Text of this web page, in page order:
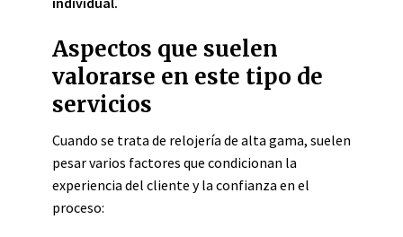
Aspectos que suelen
valorarse en este tipo de
servicios
Cuando se trata de relojería de alta gama, suelen
pesar varios factores que condicionan la
experiencia del cliente y la confianza en el
proceso: